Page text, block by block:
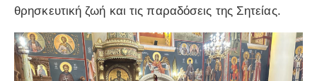
θρησκευτική ζωή και τις παραδόσεις της Σητείας.